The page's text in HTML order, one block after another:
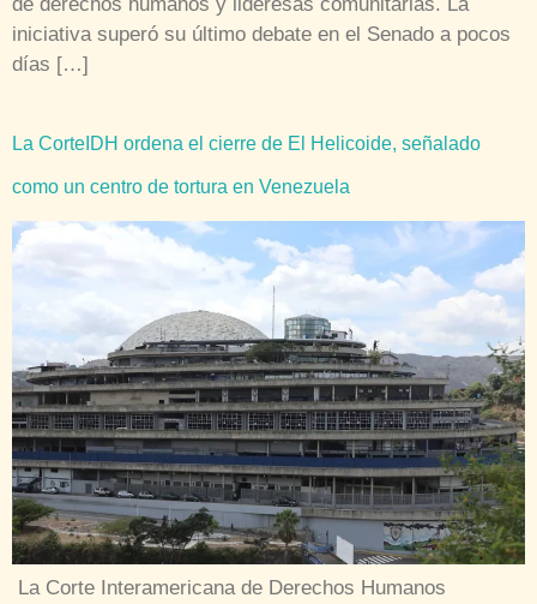
de derechos humanos y lideresas comunitarias. La
iniciativa superó su último debate en el Senado a pocos
días […]
La CorteIDH ordena el cierre de El Helicoide, señalado
como un centro de tortura en Venezuela
La Corte Interamericana de Derechos Humanos